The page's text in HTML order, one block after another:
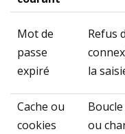
Mot de
passe
expiré
Refus
la
Cache ou
cookies
ou